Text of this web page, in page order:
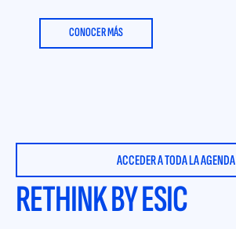
CONOCER MÁS
ACCEDER A TODA LA AGENDA
RETHINK BY ESIC